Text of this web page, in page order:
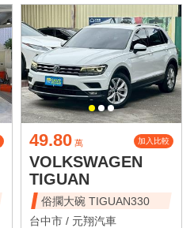
49.80 萬 加入比較
VOLKSWAGEN
TIGUAN
俗擱大碗 TIGUAN330
台中市 / 元翔汽車